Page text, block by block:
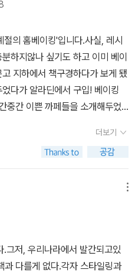
쉽고,정감있고,하나하나의 그림
성스러웠다.이렇게 깜찍하게 이
들기 전에, 조금이라도 빨리 먹
하루하루 차가워지는 겨울, 따
릿 브라우니랑 스콘부터 만들어
의 홈베이킹'입니다.사실, 레시
하지않나 싶기도 하고 이미 베이
지하에서 책구경하다가 보게 됐
다가 알라딘에서 구입! 베이킹
중간 이쁜 까페들을 소개해두었
키는 예쁜 빵과 쿠키사진들,베이
를 수 있다는 것을 주의해야해
한 테이블매트들과 티웨어와 그
화사진이나 사진을 좋아하는 사
보고 만든 밀크카라멜 잼.정말
그닥 어렵지도 않았는데요)감동
까요- 레시피 맘에 들어요^ㅁ^
더보기
그저, 우리나라에서 발간되고있
과 다를게 없다.각자 스타일링과